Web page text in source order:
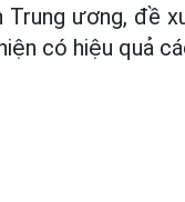
ương, đề
có hiệu quả